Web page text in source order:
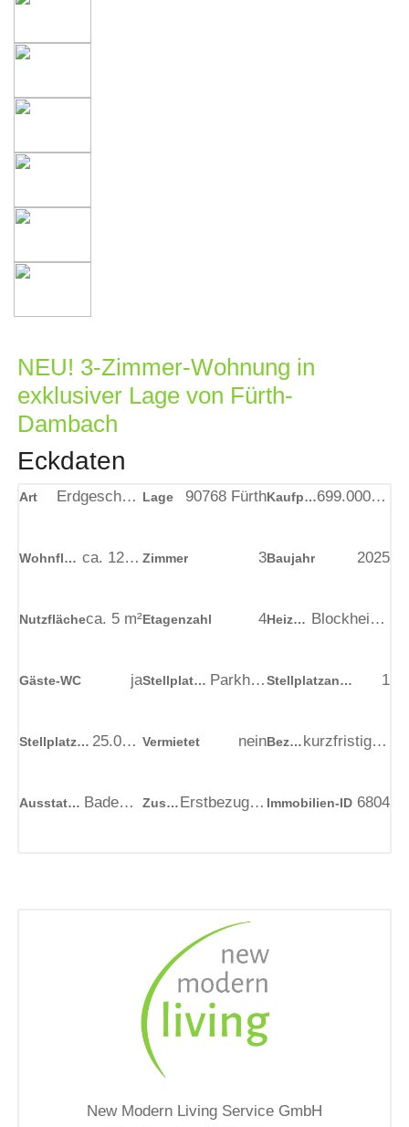
NEU! 3-Zimmer-Wohnung in
exklusiver Lage von Fürth-
Dambach
Eckdaten
Art Erdgeschosswohnung Lage 90768 Fürth Kaufpreis 699.000,00
Wohnfläche ca. 121 m²
Zimmer 3Baujahr 2025
Nutzflächeca. 5 m² Etagenzahl 4 Heizungsart Blockheizkraftwerk
Gäste-WC ja Stellplatztyp Parkhaus Stellplatzanzahl 1
Stellplatzkaufpreis 25.000,00 €
Vermietet nein Bezugstermin kurzfristig/ nach Vereinbarung
Ausstattung des Bades Badewanne Dusche Zustand Erstbezug nach Sanierung Immobilien-ID 6804
New Modern Living Service GmbH